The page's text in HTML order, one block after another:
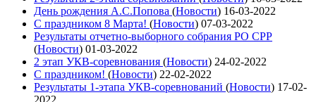
День рождения А.С.Попова (Новости) 16-03-2022
С праздником 8 Марта! (Новости) 07-03-2022
Результаты отчетно-выборного собрания РО СРР
(Новости) 01-03-2022
2 этап УКВ-соревнования (Новости) 24-02-2022
С праздником! (Новости) 22-02-2022
Результаты 1-этапа УКВ-соревнований (Новости) 17-02-
2022